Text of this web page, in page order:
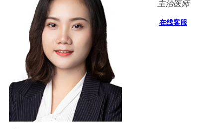
主治医师
在线客服